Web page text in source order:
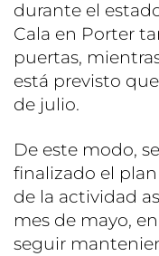
durante el
Cala en Porter
puertas,
está previsto
de julio.
De este modo,
finalizado el
de la actividad
mes de mayo,
seguir